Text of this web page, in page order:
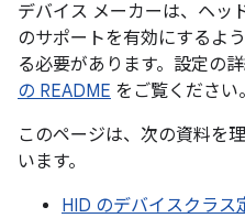
デバイス メーカーは、ヘッ
のサポートを有効にするよ
る必要があります。設定の詳
の README をご覧ください。
このページは、次の資料を
います。
HID のデバイスクラス